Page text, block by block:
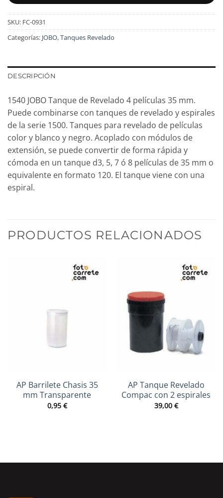
SKU: FC-0931
Categorías: JOBO,Tanques Revelado
DESCRIPCIÓN
1540 JOBO Tanque de Revelado 4 películas 35 mm.
Puede combinarse con tanques de revelado y espirales
de la serie 1500. Tanques para revelado de películas
color y blanco y negro. Acoplado con módulos de
extensión, se puede convertir de forma rápida y
cómoda en un tanque d3, 5, 7 ó 8 películas de 35 mm o
equivalente en formato 120. El tanque viene con una
espiral.
PRODUCTOS RELACIONADOS
AP Barrilete Chasis 35
mm Transparente
0,95 €
AP Tanque Revelado
Compac con 2 espirales
39,00 €